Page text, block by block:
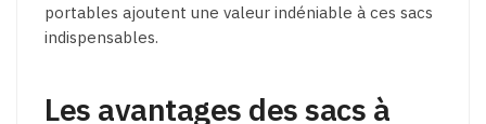
portables ajoutent une valeur indéniable à ces sacs
indispensables.
Les avantages des sacs à